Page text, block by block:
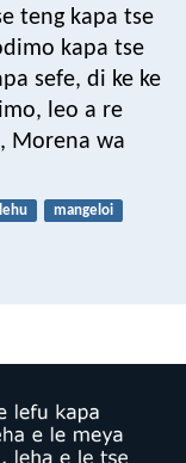
teng kapa tse
kapa tse
sefe, di ke ke
leo a re
Morena wa
lehu
mangeloi